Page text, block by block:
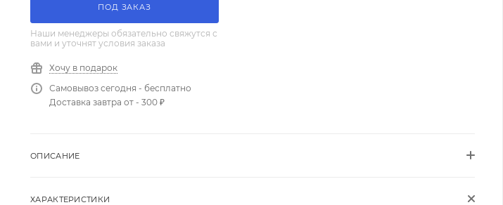
ПОД ЗАКАЗ
Наши менеджеры обязательно свяжутся с
вами и уточнят условия заказа
Хочу в подарок
Самовывоз сегодня - бесплатно
Доставка завтра от - 300 ₽
ОПИСАНИЕ
ХАРАКТЕРИСТИКИ